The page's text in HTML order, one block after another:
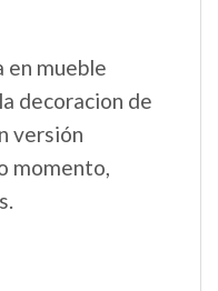
en mueble
decoracion de
versión
momento,